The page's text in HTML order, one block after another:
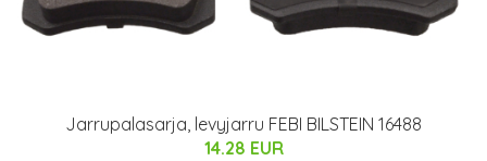
Jarrupalasarja, levyjarru FEBI BILSTEIN 16488
14.28 EUR